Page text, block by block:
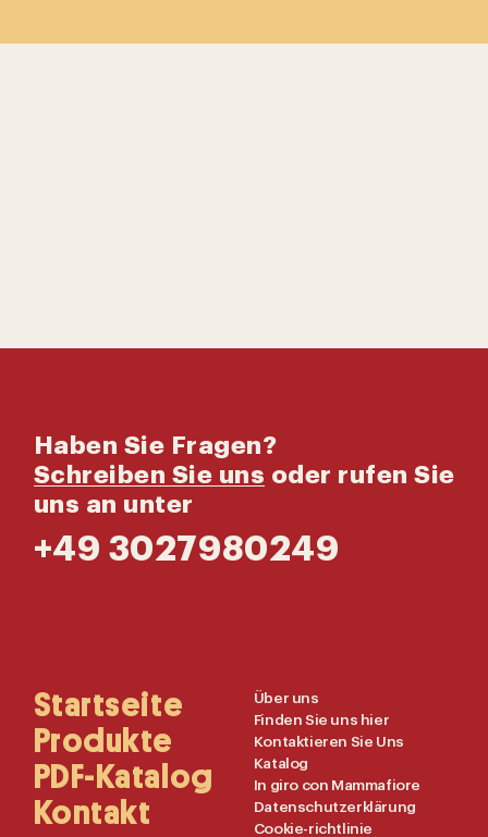
Haben Sie Fragen?
Schreiben Sie uns oder rufen Sie
uns an unter
+49 3027980249
Main
Navigation
Startseite
Produkte
PDF-Katalog
Kontakt
Useful
Links
Über uns
Finden Sie uns hier
Kontaktieren Sie Uns
Katalog
In giro con Mammafiore
Datenschutzerklärung
Cookie-richtlinie